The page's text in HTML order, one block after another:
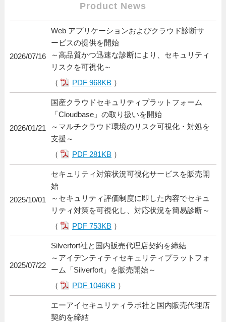
Product News
2026/07/16
Web アプリケーションおよびクラウド診断サ
ービスの提供を開始
～高品質かつ迅速な診断により、セキュリティ
リスクを可視化～
（
PDF 968KB）
2026/01/21
国産クラウドセキュリティプラットフォーム
「Cloudbase」の取り扱いを開始
～マルチクラウド環境のリスク可視化・対処を
支援～
（
PDF 281KB）
2025/10/01
セキュリティ対策状況可視化サービスを販売開
始
～セキュリティ評価制度に即した内容でセキュ
リティ対策を可視化し、対応状況を簡易診断～
（
PDF 753KB）
2025/07/22
Silverfort社と国内販売代理店契約を締結
～アイデンティティセキュリティプラットフォ
ーム「Silverfort」を販売開始～
（
PDF 1046KB）
エーアイセキュリティラボ社と国内販売代理店
契約を締結